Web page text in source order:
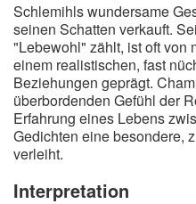
Schlemihls wundersame
seinen Schatten verkauft.
"Lebewohl" zählt, ist oft von
einem realistischen, fast
Beziehungen geprägt.
überbordenden Gefühl der
Erfahrung eines Lebens
Gedichten eine besondere,
verleiht.
Interpretation